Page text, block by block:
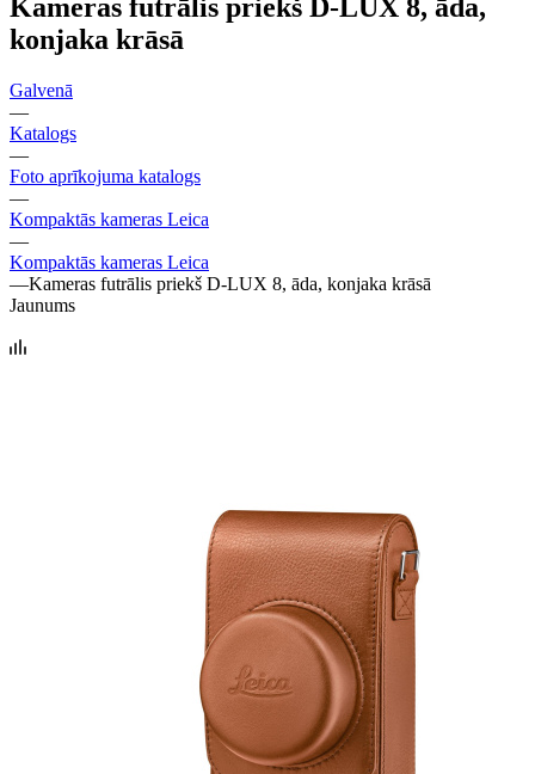
Kameras futrālis priekš D-LUX 8, āda,
konjaka krāsā
Galvenā
—
Katalogs
—
Foto aprīkojuma katalogs
—
Kompaktās kameras Leica
—
Kompaktās kameras Leica
—Kameras futrālis priekš D-LUX 8, āda, konjaka krāsā
Jaunums